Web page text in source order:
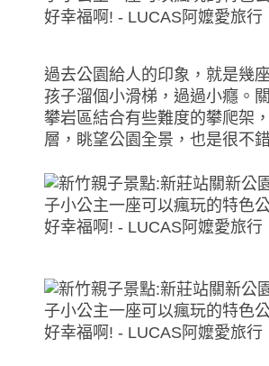
過去公園給人的印象，就是幾
孩子溜個小滑梯，過過小癮。
攀岩區結合有些難度的攀爬架
層，眺望公園全景，也是很不